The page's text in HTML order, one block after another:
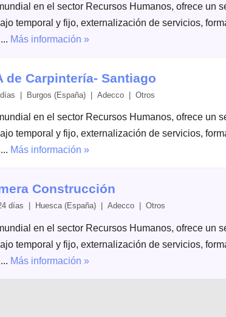
en el sector Recursos Humanos, ofrece un
temporal y fijo, externalización de servicios,
Más información »
de Carpintería- Santiago
días | Burgos (España) | Adecco | Otros
en el sector Recursos Humanos, ofrece un
temporal y fijo, externalización de servicios,
Más información »
Construcción
días | Huesca (España) | Adecco | Otros
en el sector Recursos Humanos, ofrece un
temporal y fijo, externalización de servicios,
Más información »